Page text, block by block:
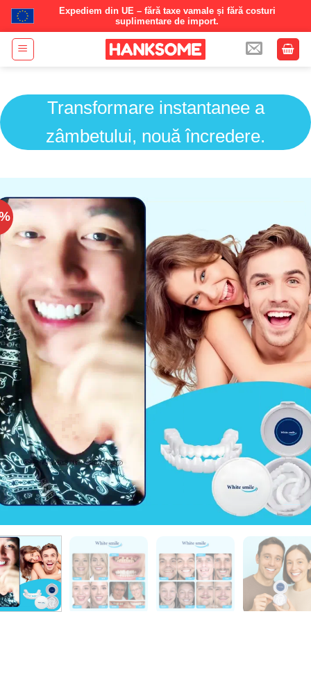
Expediem din UE – fără taxe vamale și fără costuri
suplimentare de import.
Skip
Transformare instantanee a
zâmbetului, nouă încredere.